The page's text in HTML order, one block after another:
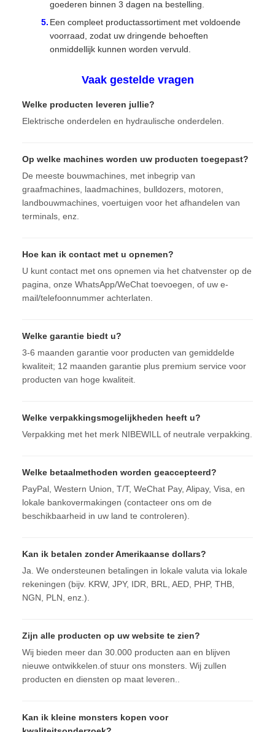
goederen binnen 3 dagen na bestelling.
Een compleet productassortiment met voldoende
voorraad, zodat uw dringende behoeften
onmiddellijk kunnen worden vervuld.
Vaak gestelde vragen
Welke producten leveren jullie?
Elektrische onderdelen en hydraulische onderdelen.
Op welke machines worden uw producten toegepast?
De meeste bouwmachines, met inbegrip van
graafmachines, laadmachines, bulldozers, motoren,
landbouwmachines, voertuigen voor het afhandelen van
terminals, enz.
Hoe kan ik contact met u opnemen?
U kunt contact met ons opnemen via het chatvenster op de
pagina, onze WhatsApp/WeChat toevoegen, of uw e-
mail/telefoonnummer achterlaten.
Welke garantie biedt u?
3-6 maanden garantie voor producten van gemiddelde
kwaliteit; 12 maanden garantie plus premium service voor
producten van hoge kwaliteit.
Welke verpakkingsmogelijkheden heeft u?
Verpakking met het merk NIBEWILL of neutrale verpakking.
Welke betaalmethoden worden geaccepteerd?
PayPal, Western Union, T/T, WeChat Pay, Alipay, Visa, en
lokale bankovermakingen (contacteer ons om de
beschikbaarheid in uw land te controleren).
Kan ik betalen zonder Amerikaanse dollars?
Ja. We ondersteunen betalingen in lokale valuta via lokale
rekeningen (bijv. KRW, JPY, IDR, BRL, AED, PHP, THB,
NGN, PLN, enz.).
Zijn alle producten op uw website te zien?
Wij bieden meer dan 30.000 producten aan en blijven
nieuwe ontwikkelen.of stuur ons monsters. Wij zullen
producten en diensten op maat leveren..
Kan ik kleine monsters kopen voor